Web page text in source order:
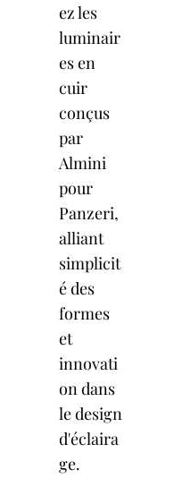
ez les
luminair
es en
cuir
conçus
par
Almini
pour
Panzeri,
alliant
simplicit
é des
formes
et
innovati
on dans
le design
d'éclaira
ge.